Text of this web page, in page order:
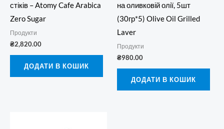
стіків – Atomy Cafe Arabica
Zero Sugar
Продукти
₴2,820.00
ДОДАТИ В КОШИК
на оливковій олії, 5шт
(30гр*5) Olive Oil Grilled
Laver
Продукти
₴980.00
ДОДАТИ В КОШИК